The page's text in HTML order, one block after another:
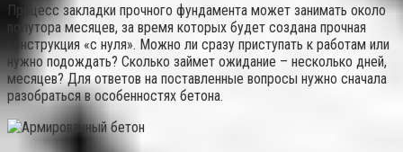
Процесс закладки прочного фундамента может занимать около
полутора месяцев, за время которых будет создана прочная
конструкция «с нуля». Можно ли сразу приступать к работам или
нужно подождать? Сколько займет ожидание – несколько дней,
месяцев? Для ответов на поставленные вопросы нужно сначала
разобраться в особенностях бетона.